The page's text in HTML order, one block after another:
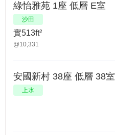
沙田
綠怡雅苑 1座 低層 E室
實513ft²
@10,331
上水
安國新村 38座 低層 38室